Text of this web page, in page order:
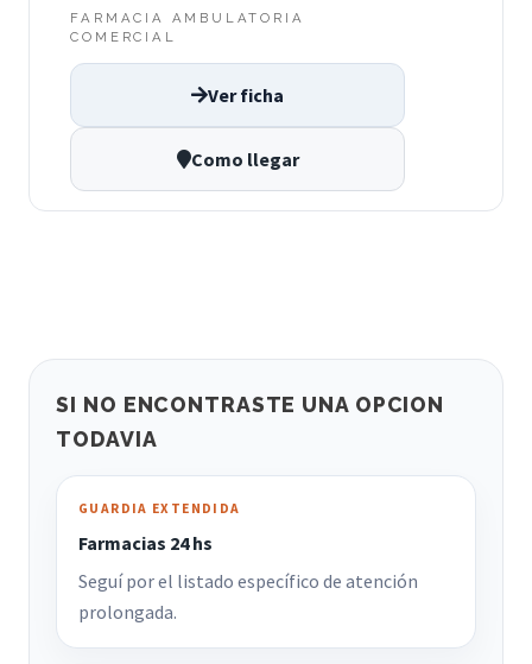
FARMACIA AMBULATORIA
COMERCIAL
Ver ficha
Como llegar
SI NO ENCONTRASTE UNA OPCION
TODAVIA
GUARDIA EXTENDIDA
Farmacias 24 hs
Seguí por el listado específico de atención
prolongada.